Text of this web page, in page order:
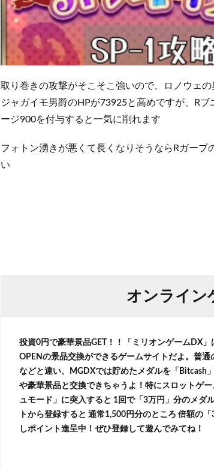
取り巻きの攻撃がそこそこ強いので、ロノウェ
ジャガイモ男爵のHPが73925と高めですが、R
ージ900を付与すると一気に削れます
フォトン湧きが悪くて長くなりそうならRガー
い
オンライン
投資0円で豪華景品GET！！「ミリオンゲームDX」
OPENの景品交換ができるゲームサイトだよ。普通
などと違い、MGDXでは貯めたメダルを「Bitcash
や豪華景品と交換できちゃうよ！特にスロットゲ
ュモード」に突入すると 1回で「3万円」分のメダ
トから登録すると 通常1,500円分のところ 倍額の
しポイント進呈中！ぜひ登録して遊んでみてね！